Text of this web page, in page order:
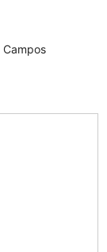
Campos